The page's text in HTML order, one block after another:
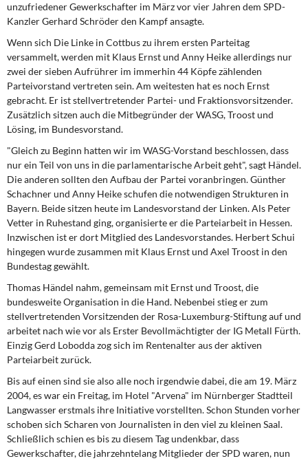
unzufriedener Gewerkschafter im März vor vier Jahren dem SPD-
Kanzler Gerhard Schröder den Kampf ansagte.
Wenn sich Die Linke in Cottbus zu ihrem ersten Parteitag
versammelt, werden mit Klaus Ernst und Anny Heike allerdings nur
zwei der sieben Aufrührer im immerhin 44 Köpfe zählenden
Parteivorstand vertreten sein. Am weitesten hat es noch Ernst
gebracht. Er ist stellvertretender Partei- und Fraktionsvorsitzender.
Zusätzlich sitzen auch die Mitbegründer der WASG, Troost und
Lösing, im Bundesvorstand.
"Gleich zu Beginn hatten wir im WASG-Vorstand beschlossen, dass
nur ein Teil von uns in die parlamentarische Arbeit geht", sagt Händel.
Die anderen sollten den Aufbau der Partei voranbringen. Günther
Schachner und Anny Heike schufen die notwendigen Strukturen in
Bayern. Beide sitzen heute im Landesvorstand der Linken. Als Peter
Vetter in Ruhestand ging, organisierte er die Parteiarbeit in Hessen.
Inzwischen ist er dort Mitglied des Landesvorstandes. Herbert Schui
hingegen wurde zusammen mit Klaus Ernst und Axel Troost in den
Bundestag gewählt.
Thomas Händel nahm, gemeinsam mit Ernst und Troost, die
bundesweite Organisation in die Hand. Nebenbei stieg er zum
stellvertretenden Vorsitzenden der Rosa-Luxemburg-Stiftung auf und
arbeitet nach wie vor als Erster Bevollmächtigter der IG Metall Fürth.
Einzig Gerd Lobodda zog sich im Rentenalter aus der aktiven
Parteiarbeit zurück.
Bis auf einen sind sie also alle noch irgendwie dabei, die am 19. März
2004, es war ein Freitag, im Hotel "Arvena" im Nürnberger Stadtteil
Langwasser erstmals ihre Initiative vorstellten. Schon Stunden vorher
schoben sich Scharen von Journalisten in den viel zu kleinen Saal.
Schließlich schien es bis zu diesem Tag undenkbar, dass
Gewerkschafter, die jahrzehntelang Mitglieder der SPD waren, nun